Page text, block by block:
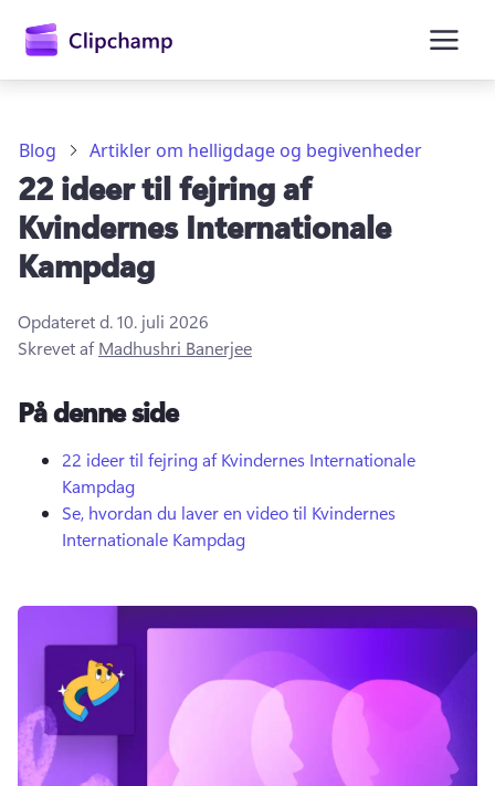
Log på
Blog Artikler om helligdage og begivenheder
22 ideer til fejring af
Kvindernes Internationale
Kampdag
Opdateret d.10. juli 2026
Skrevet afMadhushri Banerjee
På denne side
22 ideer til fejring af Kvindernes Internationale
Kampdag
Se, hvordan du laver en video til Kvindernes
Internationale Kampdag